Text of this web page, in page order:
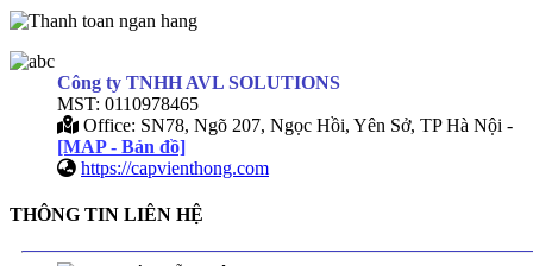
Công ty TNHH AVL SOLUTIONS
MST: 0110978465
Office: SN78, Ngõ 207, Ngọc Hồi, Yên Sở, TP Hà Nội -
[MAP - Bản đồ]
https://capvienthong.com
THÔNG TIN LIÊN HỆ